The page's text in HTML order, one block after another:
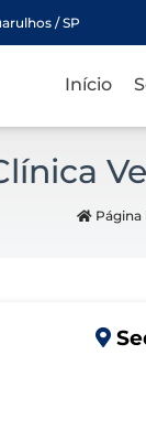
/ SP
Início
Página